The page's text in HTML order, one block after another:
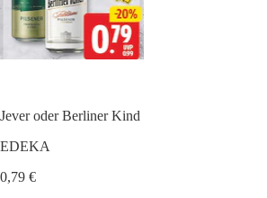
Jever oder Berliner Kind
EDEKA
0,79 €